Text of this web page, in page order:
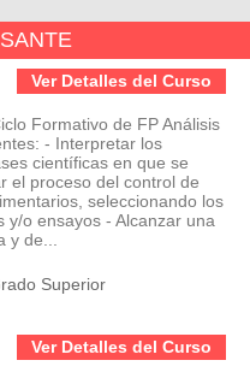
Ver Detalles del Curso
Formativo de FP Análisis
- Interpretar los
científicas en que se
el proceso del control de
seleccionando los
y/o ensayos - Alcanzar una
de...
Superior
Ver Detalles del Curso